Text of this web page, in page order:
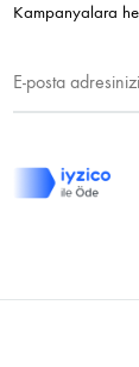
Kampanyalara